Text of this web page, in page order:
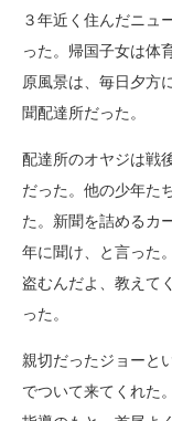
３年近く住んだニュ
った。帰国子女は体
原風景は、毎日夕方
聞配達所だった。
配達所のオヤジは戦
だった。他の少年た
た。 新聞を詰めるカ
年に聞け、と言った
盗むんだよ、教えて
った。
親切だったジョーと
でついて来てくれた